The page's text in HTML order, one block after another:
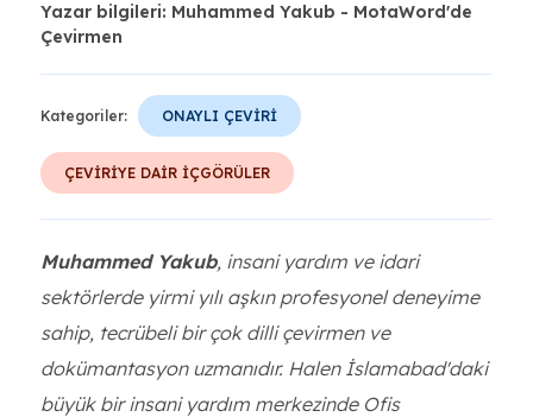
Yazar bilgileri: Muhammed Yakub - MotaWord'de
Çevirmen
Kategoriler: ONAYLI ÇEVİRİ
ÇEVİRİYE DAİR İÇGÖRÜLER
Muhammed Yakub, insani yardım ve idari
sektörlerde yirmi yılı aşkın profesyonel deneyime
sahip, tecrübeli bir çok dilli çevirmen ve
dokümantasyon uzmanıdır. Halen İslamabad'daki
büyük bir insani yardım merkezinde Ofis